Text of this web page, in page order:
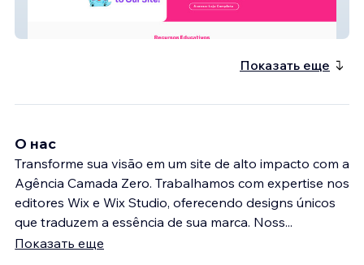
Показать еще
О нас
Transforme sua visão em um site de alto impacto com a
Agência Camada Zero. Trabalhamos com expertise nos
editores Wix e Wix Studio, oferecendo designs únicos
que traduzem a essência de sua marca. Noss...
Показать еще